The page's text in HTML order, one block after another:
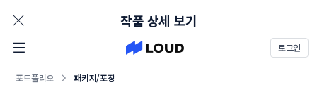
로그인
포트폴리오 패키지/포장
작품 상세 보기